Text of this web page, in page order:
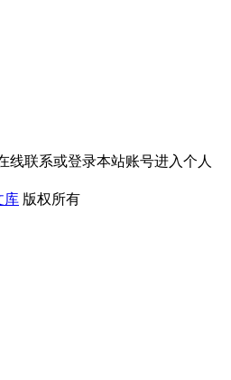
线联系或登录本站账号进入个人
库 版权所有